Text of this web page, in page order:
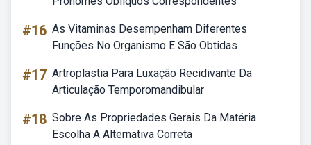
#16 As Vitaminas Desempenham Diferentes
Funções No Organismo E São Obtidas
#17 Artroplastia Para Luxação Recidivante Da
Articulação Temporomandibular
#18 Sobre As Propriedades Gerais Da Matéria
Escolha A Alternativa Correta